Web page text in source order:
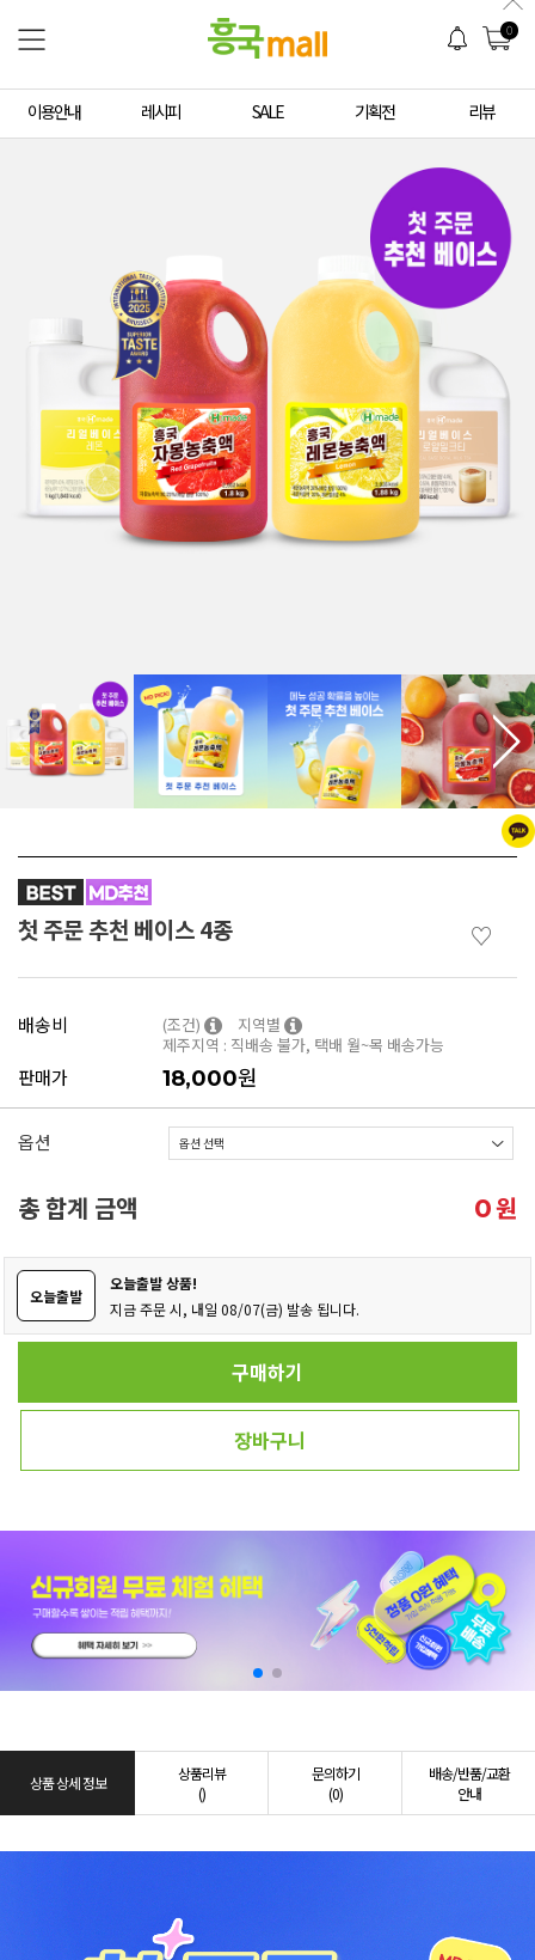
0
이용안내 레시피 SALE 기획전 리뷰
첫 주문 추천 베이스 4종 ♡
배송비 (조건)
지역별
제주지역 : 직배송 불가, 택배 월~목 배송가능
판매가 18,000원
옵션
총 합계 금액 0원
오늘출발
오늘출발 상품!
지금 주문 시, 내일 08/07(금) 발송 됩니다.
구매하기
장바구니
상품 상세 정보
상품리뷰
()
문의하기
(0)
배송/반품/교환
안내